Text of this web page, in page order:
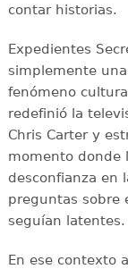
contar historias.
Expedientes
simplemente
fenómeno
redefinió la
Chris Carter y
momento donde
desconfianza en
preguntas sobre
seguían latentes.
En ese contexto